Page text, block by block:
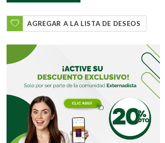
AGREGAR A LA LISTA DE DESEOS